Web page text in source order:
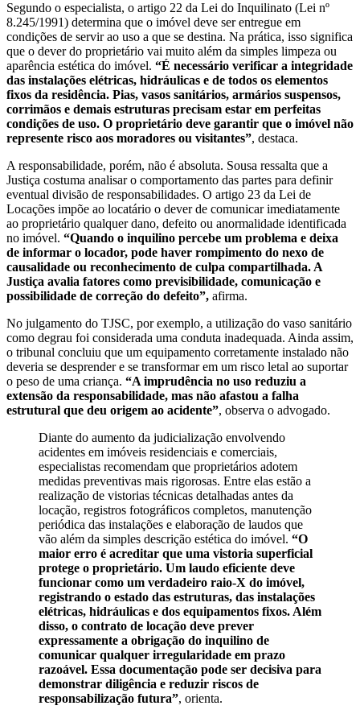
Segundo o especialista, o artigo 22 da Lei do Inquilinato (Lei nº
8.245/1991) determina que o imóvel deve ser entregue em
condições de servir ao uso a que se destina. Na prática, isso significa
que o dever do proprietário vai muito além da simples limpeza ou
aparência estética do imóvel. “É necessário verificar a integridade
das instalações elétricas, hidráulicas e de todos os elementos
fixos da residência. Pias, vasos sanitários, armários suspensos,
corrimãos e demais estruturas precisam estar em perfeitas
condições de uso. O proprietário deve garantir que o imóvel não
represente risco aos moradores ou visitantes”, destaca.
A responsabilidade, porém, não é absoluta. Sousa ressalta que a
Justiça costuma analisar o comportamento das partes para definir
eventual divisão de responsabilidades. O artigo 23 da Lei de
Locações impõe ao locatário o dever de comunicar imediatamente
ao proprietário qualquer dano, defeito ou anormalidade identificada
no imóvel. “Quando o inquilino percebe um problema e deixa
de informar o locador, pode haver rompimento do nexo de
causalidade ou reconhecimento de culpa compartilhada. A
Justiça avalia fatores como previsibilidade, comunicação e
possibilidade de correção do defeito”, afirma.
No julgamento do TJSC, por exemplo, a utilização do vaso sanitário
como degrau foi considerada uma conduta inadequada. Ainda assim,
o tribunal concluiu que um equipamento corretamente instalado não
deveria se desprender e se transformar em um risco letal ao suportar
o peso de uma criança. “A imprudência no uso reduziu a
extensão da responsabilidade, mas não afastou a falha
estrutural que deu origem ao acidente”, observa o advogado.
Diante do aumento da judicialização envolvendo
acidentes em imóveis residenciais e comerciais,
especialistas recomendam que proprietários adotem
medidas preventivas mais rigorosas. Entre elas estão a
realização de vistorias técnicas detalhadas antes da
locação, registros fotográficos completos, manutenção
periódica das instalações e elaboração de laudos que
vão além da simples descrição estética do imóvel. “O
maior erro é acreditar que uma vistoria superficial
protege o proprietário. Um laudo eficiente deve
funcionar como um verdadeiro raio-X do imóvel,
registrando o estado das estruturas, das instalações
elétricas, hidráulicas e dos equipamentos fixos. Além
disso, o contrato de locação deve prever
expressamente a obrigação do inquilino de
comunicar qualquer irregularidade em prazo
razoável. Essa documentação pode ser decisiva para
demonstrar diligência e reduzir riscos de
responsabilização futura”, orienta.